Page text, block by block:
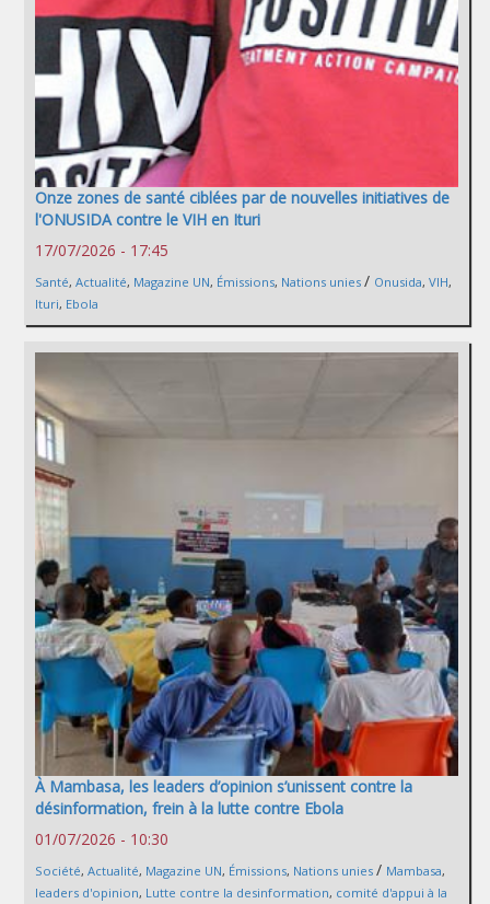
Onze zones de santé ciblées par de nouvelles initiatives de
l'ONUSIDA contre le VIH en Ituri
17/07/2026 - 17:45
Santé, Actualité, Magazine UN, Émissions, Nations unies / Onusida, VIH,
Ituri, Ebola
À Mambasa, les leaders d’opinion s’unissent contre la
désinformation, frein à la lutte contre Ebola
01/07/2026 - 10:30
Société, Actualité, Magazine UN, Émissions, Nations unies / Mambasa,
leaders d'opinion, Lutte contre la desinformation, comité d'appui à la